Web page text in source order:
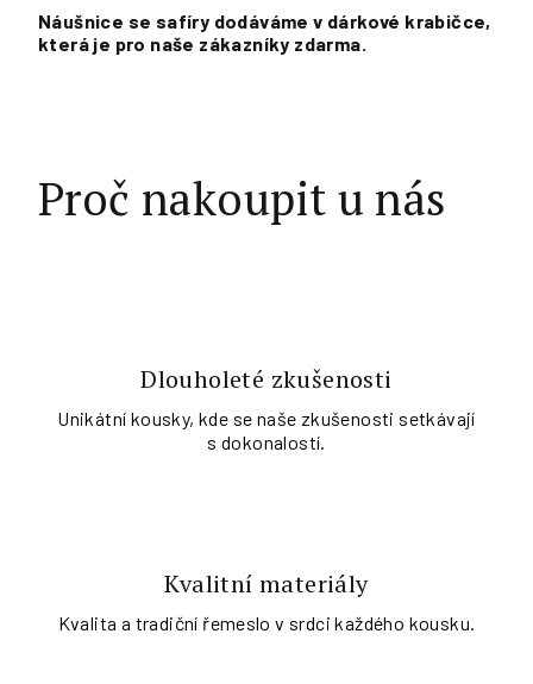
Náušnice se safíry dodáváme v dárkové krabičce,
která je pro naše zákazníky zdarma.
Proč nakoupit u nás
Dlouholeté zkušenosti
Unikátní kousky, kde se naše zkušenosti setkávají
s dokonalostí.
Kvalitní materiály
Kvalita a tradiční řemeslo v srdci každého kousku.